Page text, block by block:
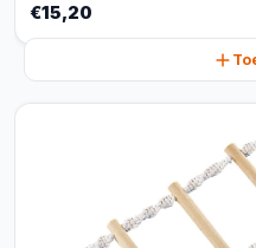
€15,20